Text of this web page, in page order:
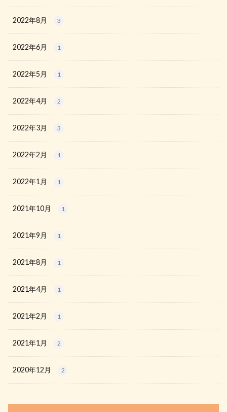
2022年8月 3
2022年6月 1
2022年5月 1
2022年4月 2
2022年3月 3
2022年2月 1
2022年1月 1
2021年10月 1
2021年9月 1
2021年8月 1
2021年4月 1
2021年2月 1
2021年1月 2
2020年12月 2